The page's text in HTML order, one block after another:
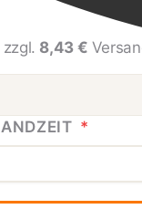
zzgl. 8,43 €
*